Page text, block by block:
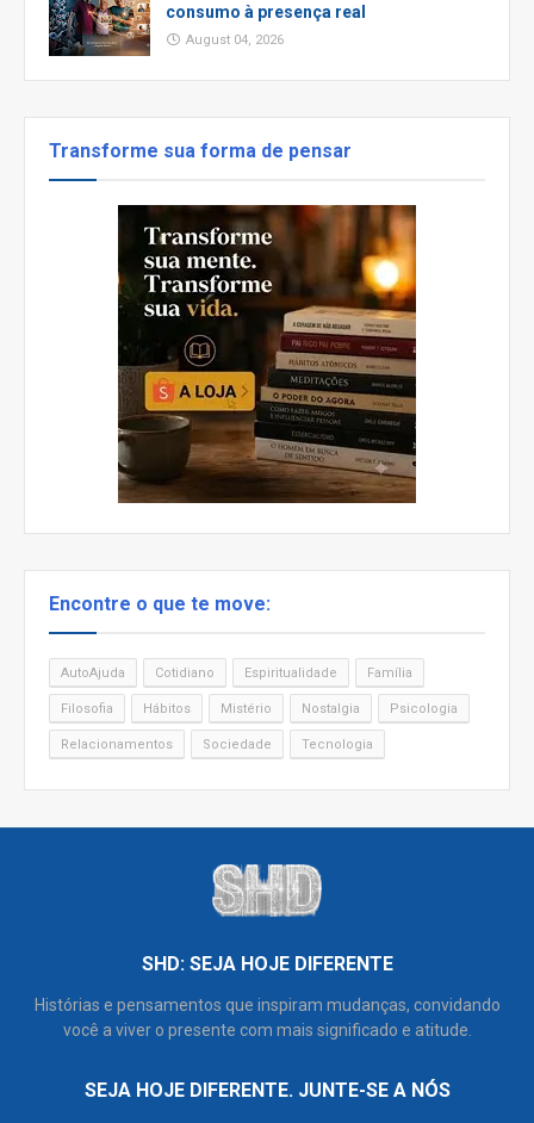
consumo à presença real
August 04, 2026
Transforme sua forma de pensar
Encontre o que te move:
AutoAjuda Cotidiano Espiritualidade Família
Filosofia Hábitos Mistério Nostalgia Psicologia
Relacionamentos Sociedade Tecnologia
SHD: SEJA HOJE DIFERENTE
Histórias e pensamentos que inspiram mudanças, convidando
você a viver o presente com mais significado e atitude.
SEJA HOJE DIFERENTE. JUNTE-SE A NÓS